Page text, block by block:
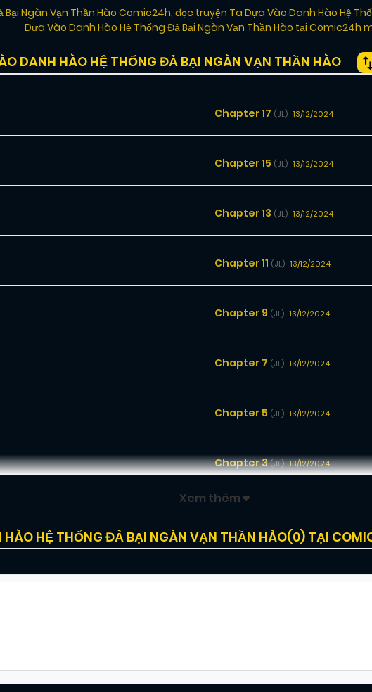
Ngàn Vạn Thần Hào Comic24h, đọc truyện Ta Dựa Vào Danh Hào Hệ
Dựa Vào Danh Hào Hệ Thống Đả Bại Ngàn Vạn Thần Hào tại Comic24h
DANH HÀO HỆ THỐNG ĐẢ BẠI NGÀN VẠN THẦN HÀO
Chapter 17 (JL) 13/12/2024
Chapter 15 (JL) 13/12/2024
Chapter 13 (JL) 13/12/2024
Chapter 11 (JL) 13/12/2024
Chapter 9 (JL) 13/12/2024
Chapter 7 (JL) 13/12/2024
Chapter 5 (JL) 13/12/2024
Chapter 3(JL) 13/12/2024
Xem thêm
HỆ THỐNG ĐẢ BẠI NGÀN VẠN THẦN HÀO(0) TẠI